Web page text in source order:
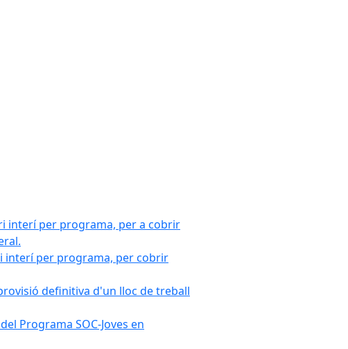
interí per programa, per a cobrir
interí per programa, per cobrir
definitiva d'un lloc de treball
Programa SOC-Joves en